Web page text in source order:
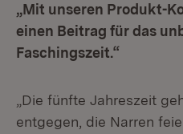
„Mit unseren Produkt-
einen Beitrag für das
Faschingszeit.“
„Die fünfte Jahreszeit
entgegen, die Narren